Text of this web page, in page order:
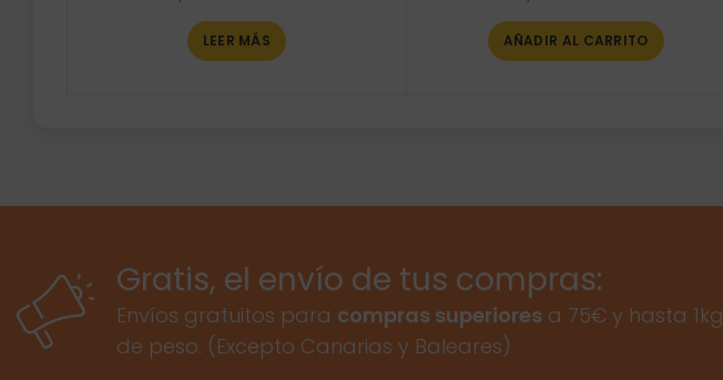
LEER MÁS AÑADIR AL CARRITO
Gratis, el envío de tus compras:
Envíos gratuitos para compras superiores a 75€ y hasta 1kg
de peso. (Excepto Canarias y Baleares)